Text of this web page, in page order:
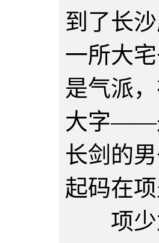
到了长
一所大
是气派
大字——
长剑的
起码在
项少龙